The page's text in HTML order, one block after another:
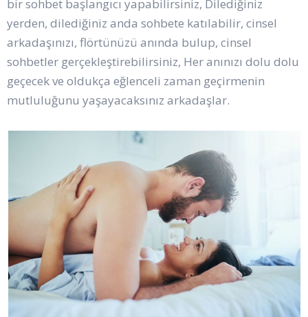
bir sohbet başlangıcı yapabilirsiniz, Dilediğiniz
yerden, dilediğiniz anda sohbete katılabilir, cinsel
arkadaşınızı, flörtünüzü anında bulup, cinsel
sohbetler gerçekleştirebilirsiniz, Her anınızı dolu dolu
geçecek ve oldukça eğlenceli zaman geçirmenin
mutluluğunu yaşayacaksınız arkadaşlar.